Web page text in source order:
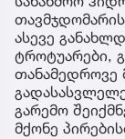
ასევე
ტროტუარები,
თანამედროვე
გარემო
მქონე